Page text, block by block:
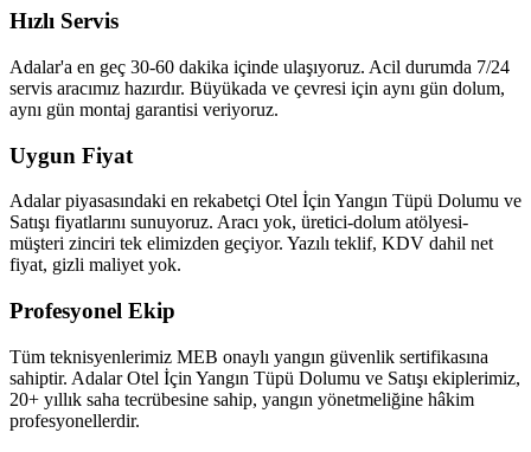
Hızlı Servis
Adalar'a en geç 30-60 dakika içinde ulaşıyoruz. Acil durumda 7/24
servis aracımız hazırdır. Büyükada ve çevresi için aynı gün dolum,
aynı gün montaj garantisi veriyoruz.
Uygun Fiyat
Adalar piyasasındaki en rekabetçi Otel İçin Yangın Tüpü Dolumu ve
Satışı fiyatlarını sunuyoruz. Aracı yok, üretici-dolum atölyesi-
müşteri zinciri tek elimizden geçiyor. Yazılı teklif, KDV dahil net
fiyat, gizli maliyet yok.
Profesyonel Ekip
Tüm teknisyenlerimiz MEB onaylı yangın güvenlik sertifikasına
sahiptir. Adalar Otel İçin Yangın Tüpü Dolumu ve Satışı ekiplerimiz,
20+ yıllık saha tecrübesine sahip, yangın yönetmeliğine hâkim
profesyonellerdir.